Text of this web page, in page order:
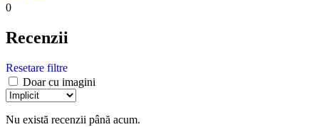
0
Recenzii
Resetare filtre
Doar cu imagini
Nu există recenzii până acum.